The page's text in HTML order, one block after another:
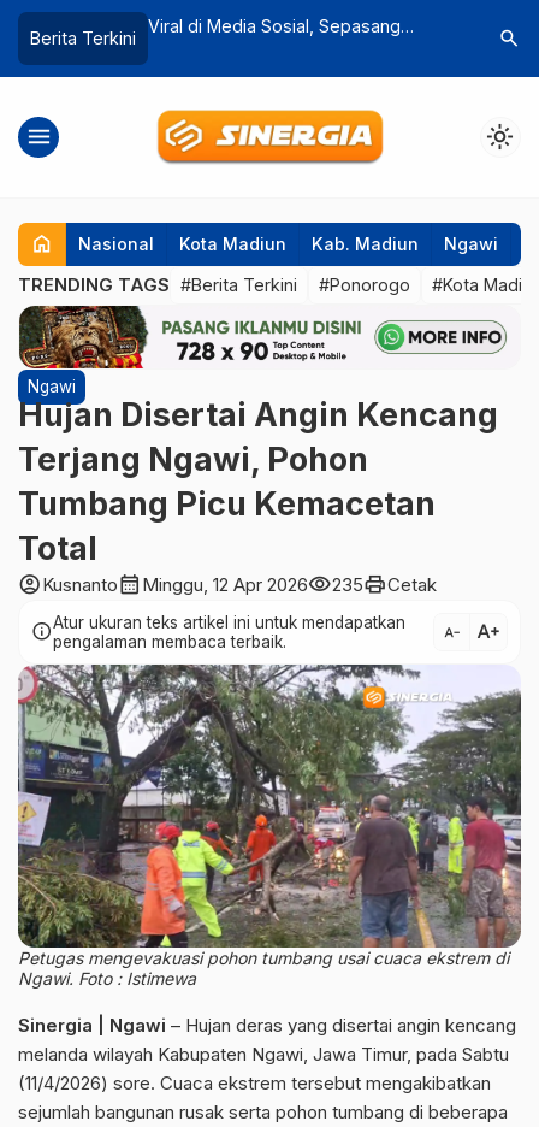
Berita Terkini
Motor Tanpa Pengendara Ditemukan
Warga Sempat Panik
Luka
search
menu light_mode
home Nasional Kota Madiun Kab. Madiun Ngawi
TRENDING TAGS #Berita Terkini #Ponorogo #Kota
Ngawi
Hujan Disertai Angin Kencang
Terjang Ngawi, Pohon
Tumbang Picu Kemacetan
Total
account_circleKusnantocalendar_month Minggu, 12 Apr 2026visibility235printCetak
infoAtur ukuran teks artikel ini untuk mendapatkan
pengalaman membaca terbaik.
text_decrease text_increase
Petugas mengevakuasi pohon tumbang usai cuaca ekstrem di
Ngawi. Foto : Istimewa
Sinergia | Ngawi – Hujan deras yang disertai angin kencang
melanda wilayah Kabupaten Ngawi, Jawa Timur, pada Sabtu
(11/4/2026) sore. Cuaca ekstrem tersebut mengakibatkan
sejumlah bangunan rusak serta pohon tumbang di beberapa